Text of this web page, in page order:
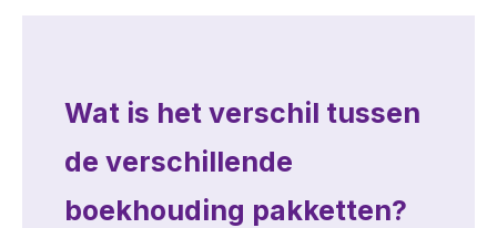
Wat is het verschil tussen
de verschillende
boekhouding pakketten?